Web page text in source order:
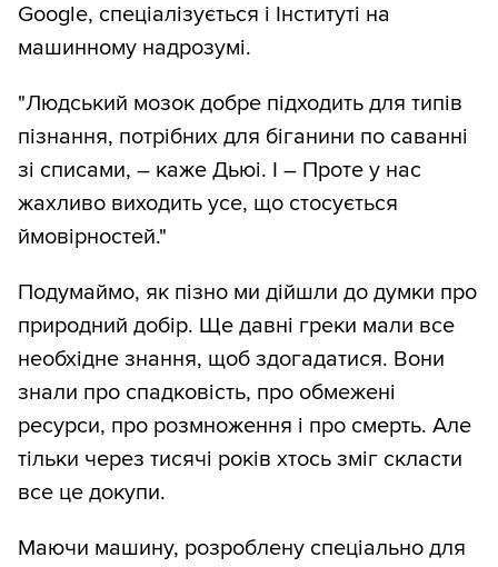
Google, спеціалізується і Інституті на
машинному надрозумі.
"Людський мозок добре підходить для типів
пізнання, потрібних для біганини по саванні
зі списами, – каже Дьюі. І – Проте у нас
жахливо виходить усе, що стосується
ймовірностей."
Подумаймо, як пізно ми дійшли до думки про
природний добір. Ще давні греки мали все
необхідне знання, щоб здогадатися. Вони
знали про спадковість, про обмежені
ресурси, про розмноження і про смерть. Але
тільки через тисячі років хтось зміг скласти
все це докупи.
Маючи машину, розроблену спеціально для